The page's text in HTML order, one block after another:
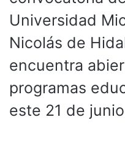
Universidad
Nicolás de
encuentra
programas
este 21 de